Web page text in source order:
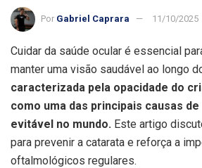
Por Gabriel Caprara 11/10/2025
Cuidar da saúde ocular é essencial
manter uma visão saudável ao longo
caracterizada pela opacidade do
como uma das principais causas
evitável no mundo. Este artigo
para prevenir a catarata e reforça a
oftalmológicos regulares.